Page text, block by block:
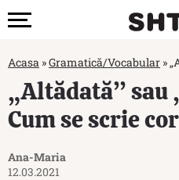
Acasa »Gramatică/Vocabular »
„Altădată” sau
Cum se scrie
Ana-Maria
12.03.2021